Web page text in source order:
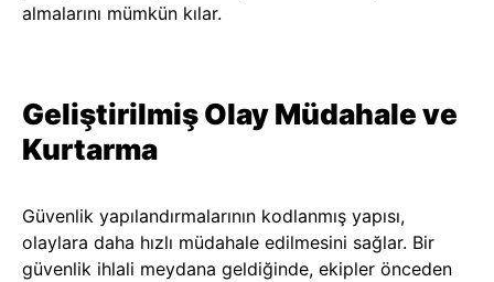
almalarını mümkün kılar.
Geliştirilmiş Olay Müdahale ve
Kurtarma
Güvenlik yapılandırmalarının kodlanmış yapısı,
olaylara daha hızlı müdahale edilmesini sağlar. Bir
güvenlik ihlali meydana geldiğinde, ekipler önceden